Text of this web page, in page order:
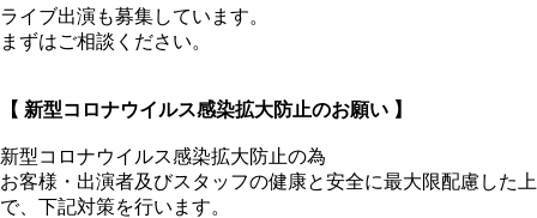
ライブ出演も募集しています。
まずはご相談ください。
【 新型コロナウイルス感染拡大防止のお願い 】
新型コロナウイルス感染拡大防止の為
お客様・出演者及びスタッフの健康と安全に最大限配慮した上
で、下記対策を行います。